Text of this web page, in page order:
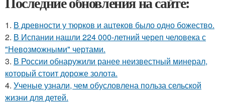
1. В древности у тюрков и ацтеков было одно божество.
2. В Испании нашли 224 000-летний череп человека с
"Невозможными" чертами.
3. В России обнаружили ранее неизвестный минерал,
который стоит дороже золота.
4. Ученые узнали, чем обусловлена польза сельской
жизни для детей.